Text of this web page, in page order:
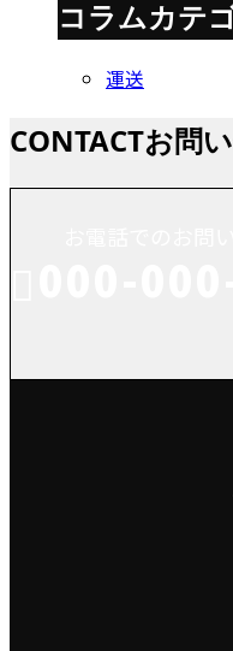
コラムカテ
運送
CONTACTお問